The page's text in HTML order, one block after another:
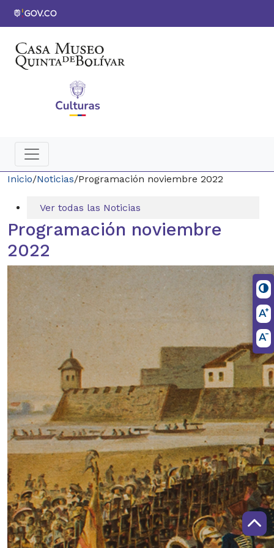
Inicio/Noticias/Programación noviembre 2022
Ver todas las Noticias
Programación noviembre
2022